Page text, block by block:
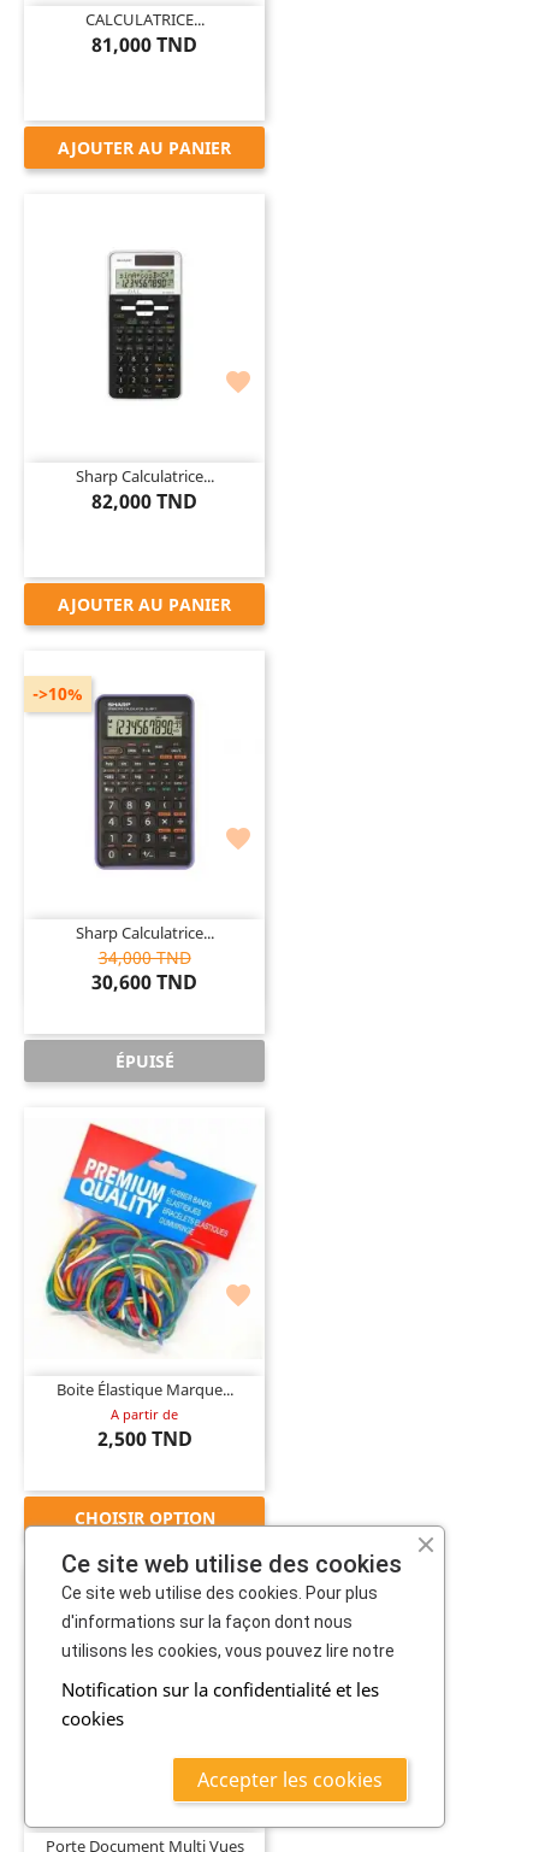
CALCULATRICE...
81,000 TND
AJOUTER AU PANIER

Sharp Calculatrice...
82,000 TND
AJOUTER AU PANIER

Sharp Calculatrice...
34,000 TND
30,600 TND
->10%
ÉPUISÉ

Boite Élastique Marque...
A partir de
2,500 TND
CHOISIR OPTION

Porte Document Multi Vues
Ce site web utilise des cookies
Ce site web utilise des cookies. Pour plus
d'informations sur la façon dont nous
utilisons les cookies, vous pouvez lire notre
Notification sur la confidentialité et les
cookies
Accepter les cookies